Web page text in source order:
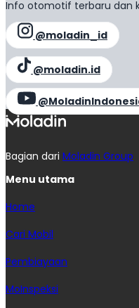
Info otomotif terbaru dan
@moladin_id
@moladin.id
Bagian dari Moladin Group
Menu utama
Home
Cari Mobil
Pembiayaan
MoInspeksi